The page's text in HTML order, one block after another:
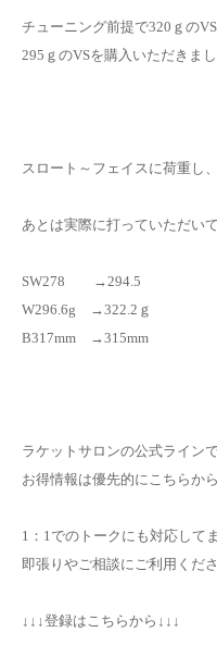
チューニング前提で320ｇの
295ｇのVSを購入いただきまし
スロート～フェイスに荷重し
あとは実際に打っていただい
SW278 →294.5
W296.6g →322.2ｇ
B317mm →315mm
ラケットサロンの公式ラインで
お得情報は優先的にこちらか
1：1でのトークにも対応して
即張りやご相談にご利用くださ
↓↓↓登録はこちらから↓↓↓